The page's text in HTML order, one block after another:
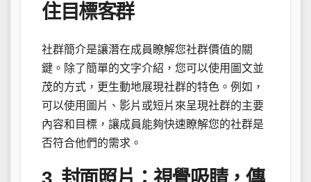
住目標客群
社群簡介是讓潛在成員瞭解您社群價值的關
鍵。除了簡單的文字介紹，您可以使用圖文並
茂的方式，更生動地展現社群的特色。例如，
可以使用圖片、影片或短片來呈現社群的主要
內容和目標，讓成員能夠快速瞭解您的社群是
否符合他們的需求。